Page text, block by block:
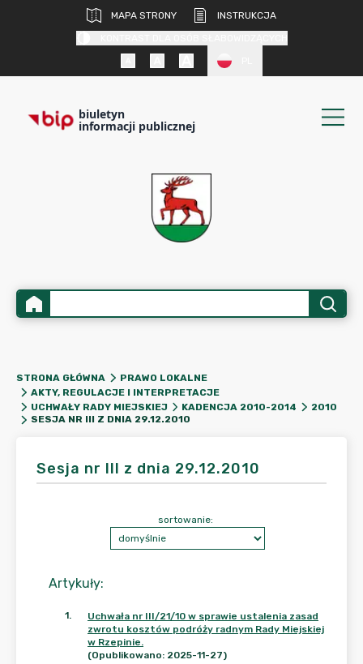
MAPA STRONY
INSTRUKCJA
biuletyn
informacji publicznej
STRONA GŁÓWNA
PRAWO LOKALNE
AKTY, REGULACJE I INTERPRETACJE
UCHWAŁY RADY MIEJSKIEJ
KADENCJA 2010-2014
2010
SESJA NR III Z DNIA 29.12.2010
Sesja nr III z dnia 29.12.2010
Artykuły:
sortowanie:
1.
Uchwała nr III/21/10 w sprawie ustalenia zasad
zwrotu kosztów podróży radnym Rady Miejskiej
w Rzepinie.
(Opublikowano: 2025-11-27)